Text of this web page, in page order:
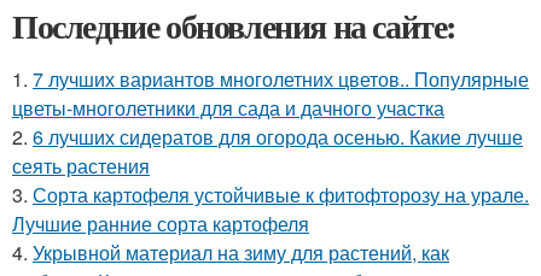
Последние обновления на сайте:
1. 7 лучших вариантов многолетних цветов.. Популярные
цветы-многолетники для сада и дачного участка
2. 6 лучших сидератов для огорода осенью. Какие лучше
сеять растения
3. Сорта картофеля устойчивые к фитофторозу на урале.
Лучшие ранние сорта картофеля
4. Укрывной материал на зиму для растений, как